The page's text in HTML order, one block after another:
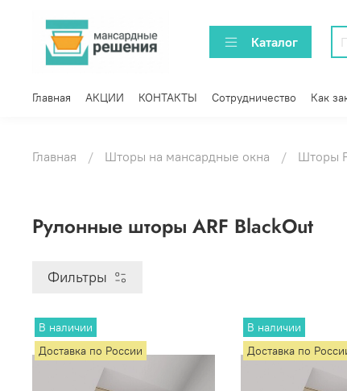
Каталог
Главная АКЦИИ КОНТАКТЫ Сотрудничество Как
Главная Шторы на мансардные окна Шторы
Рулонные шторы ARF BlackOut
Фильтры
В наличии
Доставка по России
В наличии
Доставка по